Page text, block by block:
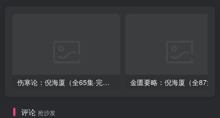
伤寒论：倪海厦（全65集·完整版）
评论 抢沙发